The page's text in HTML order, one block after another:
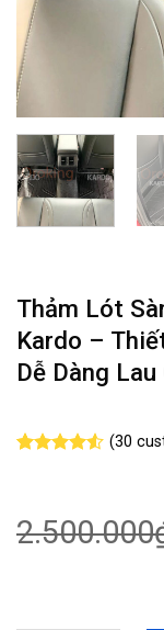
Thảm Lót
Kardo –
Dễ Dàng
customer
ratings
(30
2.500.000